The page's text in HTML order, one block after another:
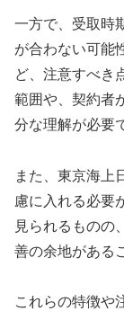
一方で、受取時
が合わない可能
ど、注意すべき
範囲や、契約者
分な理解が必要
また、東京海上
慮に入れる必要
見られるものの
善の余地がある
これらの特徴や